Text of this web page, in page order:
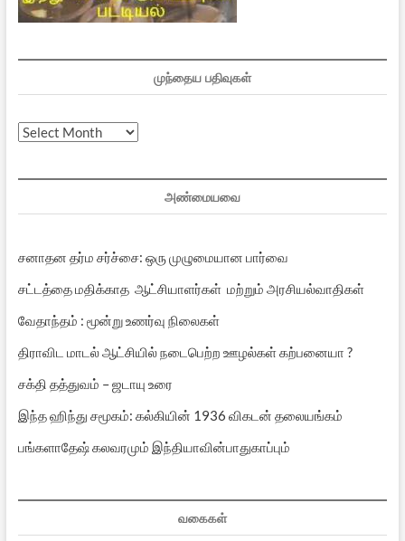
முந்தைய பதிவுகள்
முந்தைய
அண்மையவை
சனாதன தர்ம சர்ச்சை: ஒரு முழுமையான பார்வை
சட்டத்தை மதிக்காத ஆட்சியாளர்கள் மற்றும் அரசியல்வாதிகள்
வேதாந்தம் : மூன்று உணர்வு நிலைகள்
திராவிட மாடல் ஆட்சியில் நடைபெற்ற ஊழல்கள் கற்பனையா ?
சக்தி தத்துவம் – ஜடாயு உரை
இந்த ஹிந்து சமூகம்: கல்கியின் 1936 விகடன் தலையங்கம்
பங்களாதேஷ் கலவரமும் இந்தியாவின்பாதுகாப்பும்
வகைகள்